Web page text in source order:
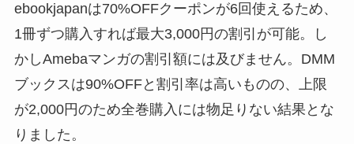
ebookjapanは70%OFFクーポンが6回使えるため、
1冊ずつ購入すれば最大3,000円の割引が可能。し
かしAmebaマンガの割引額には及びません。DMM
ブックスは90%OFFと割引率は高いものの、上限
が2,000円のため全巻購入には物足りない結果とな
りました。